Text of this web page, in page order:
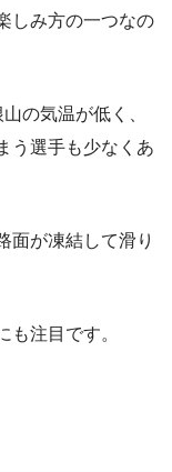
しみ方の一つなの
の気温が低く、
う選手も少なくあ
面が凍結して滑り
も注目です。